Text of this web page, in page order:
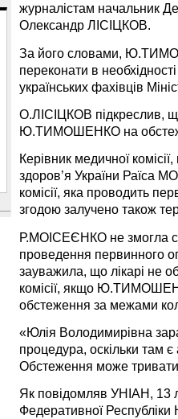
журналістам начальник
Олександр ЛІСІЦКОВ.
За його словами,
переконати в
українських фахівців
О.ЛІСІЦКОВ підкреслив,
Ю.ТИМОШЕНКО на
Керівник медичної
здоров’я України Раїса
комісії, яка проводить
згодою залучено також
Р.МОІСЕЄНКО не змогла
проведення
зауважила, що лікарі не
комісії, якщо
обстеження за межами
«Юлія Володимирівна
процедура, оскільки там є
Обстеження може
Як повідомляв УНІАН, 13
Федеративної Республіки